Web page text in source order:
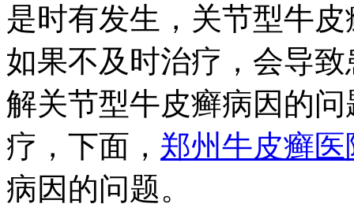
是时有发生，关节型牛
如果不及时治疗，会导
解关节型牛皮癣病因的
疗，下面， 郑州牛皮癣医
病因的问题。